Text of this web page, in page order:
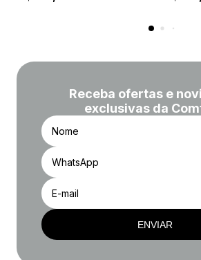
Receba ofertas e
exclusivas da
ENVIAR